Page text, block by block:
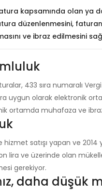
kapsamında olan ya
düzenlenmesini,
ve ibraz edilmesini
433 sıra numaralı
uygun olarak elektronik
ortamda muhafaza ve
satışı yapan ve 2014
lira ve üzerinde olan
gerekiyor.
daha düşük